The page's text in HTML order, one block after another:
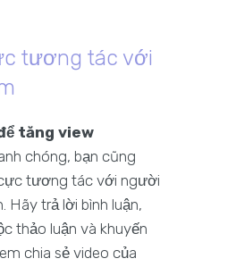
tương tác với
tăng view
chóng, bạn cũng
tương tác với người
Hãy trả lời bình luận,
thảo luận và khuyến
chia sẻ video của